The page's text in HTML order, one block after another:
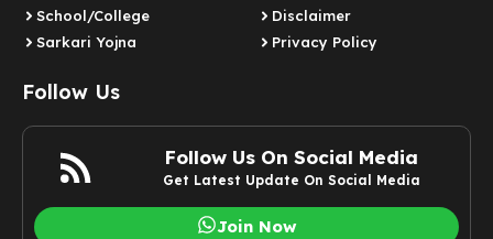
School/College
Sarkari Yojna
Disclaimer
Privacy Policy
Follow Us
Follow Us On Social Media
Get Latest Update On Social Media
Join Now